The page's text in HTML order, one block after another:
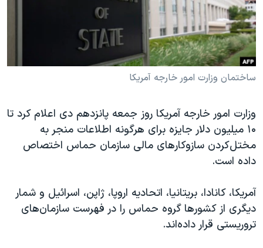
فرهنگ و زندگی
حقوق شهروندی
اقتصادی
علم و فناوری
گالری عکس
آرشیو پخش زنده
مستندها
انتخابات ریاست جمهوری آمریکا ۲۰۲۴
حمله جمهوری اسلامی به اسرائیل
رمز مهسا
اعتراضات زن، زندگی، آزادی
مجموعه مستندهای دادخواهی
تریبونال مردمی آبان ۹۸
چهل سال گروگان‌گیری
قانون شفافیت دارائی کادر رهبری ایران
دنبال کنید
ساختمان وزارت امور خارجه آمریکا
وزارت امور خارجه آمریکا روز جمعه پانزدهم دی اعلام کرد تا
۱۰ میلیون دلار جایزه برای هرگونه اطلاعات منجر به
مختل‌کردن سازوکارهای مالی سازمان حماس اختصاص
داده است.
آمریکا، کانادا، بریتانیا، اتحادیه اروپا، ژاپن، اسرائیل و شمار
دیگری از کشورها گروه حماس را در فهرست سازمان‌های
تروریستی قرار داده‌اند.